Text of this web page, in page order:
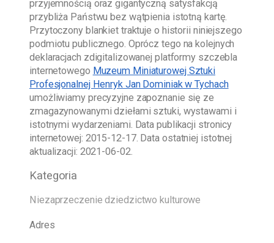
przyjemnością oraz gigantyczną satysfakcją
przybliża Państwu bez wątpienia istotną kartę.
Przytoczony blankiet traktuje o historii niniejszego
podmiotu publicznego. Oprócz tego na kolejnych
deklaracjach zdigitalizowanej platformy szczebla
internetowego Muzeum Miniaturowej Sztuki
Profesjonalnej Henryk Jan Dominiak w Tychach
umożliwiamy precyzyjne zapoznanie się ze
zmagazynowanymi dziełami sztuki, wystawami i
istotnymi wydarzeniami. Data publikacji stronicy
internetowej: 2015-12-17. Data ostatniej istotnej
aktualizacji: 2021-06-02
Kategoria
Niezaprzeczenie dziedzictwo kulturowe
Adres